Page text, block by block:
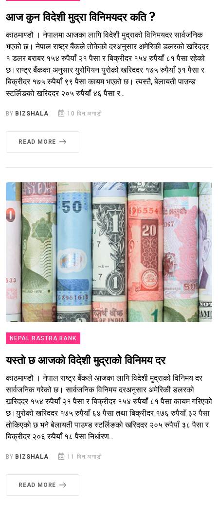
आज कुन विदेशी मुद्रा विनिमयदर कति ?
काठमाण्डौ । नेपालमा आजका लागि विदेशी मुद्राको विनिमयदर सार्वजनिक
भएको छ। नेपाल राष्ट्र बैंकले तोकेको दरअनुसार अमेरिकी डलरको खरिददर
१ डलर बराबर १५४ रुपैयाँ २१ पैसा र बिक्रीदर १५४ रुपैयाँ ८१ पैसा रहेको
छ।राष्ट्र बैंकका अनुसार युरोपियन युरोको खरिददर १७५ रुपैयाँ ३१ पैसा र
बिक्रीदर १७५ रुपैयाँ ९९ पैसा कायम भएको छ। त्यस्तै, बेलायती पाउन्ड
स्टर्लिङको खरिददर २०५ रुपैयाँ ४६ पैसा र...
BY BIZSHALA 10 दिन अगाडी
READ MORE
NEPAL RASTRA BANK
यस्तो छ आजको विदेशी मुद्राको विनिमय दर
काठमाण्डौ । नेपाल राष्ट्र बैंकले आजका लागि विदेशी मुद्राको विनिमय दर
सार्वजनिक गरेको छ। सार्वजनिक विनिमय दरअनुसार अमेरिकी डलरको
खरिददर १५४ रुपैयाँ २१ पैसा र बिक्रीदर १५४ रुपैयाँ ८१ पैसा कायम गरिएको
छ।युरोको खरिददर १७५ रुपैयाँ ६४ पैसा तथा बिक्रीदर १७६ रुपैयाँ ३२ पैसा
तोकिएको छ भने बेलायती पाउण्ड स्टर्लिङको खरिददर २०५ रुपैयाँ ३८ पैसा र
बिक्रीदर २०६ रुपैयाँ १८ पैसा निर्धारण...
BY BIZSHALA 11 दिन अगाडी
READ MORE